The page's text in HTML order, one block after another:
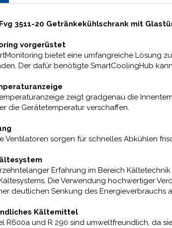
3511-20 Getränkekühlschrank mit
vorgerüstet
bietet eine umfangreiche Lösung
Der dafür benötigte SmartCoolingHub
zeigt gradgenau die
die Gerätetemperatur verschaffen.
Ventilatoren sorgen für schnelles Abkühlen
Erfahrung im Bereich
Die Verwendung hochwertiger
deutlichen Senkung des Energieverbrauchs
Kältemittel
R600a und R 290 sind umweltfreundlich, da